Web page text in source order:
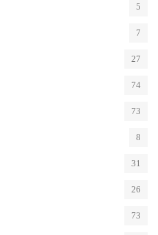
5
7
27
74
73
8
31
26
73